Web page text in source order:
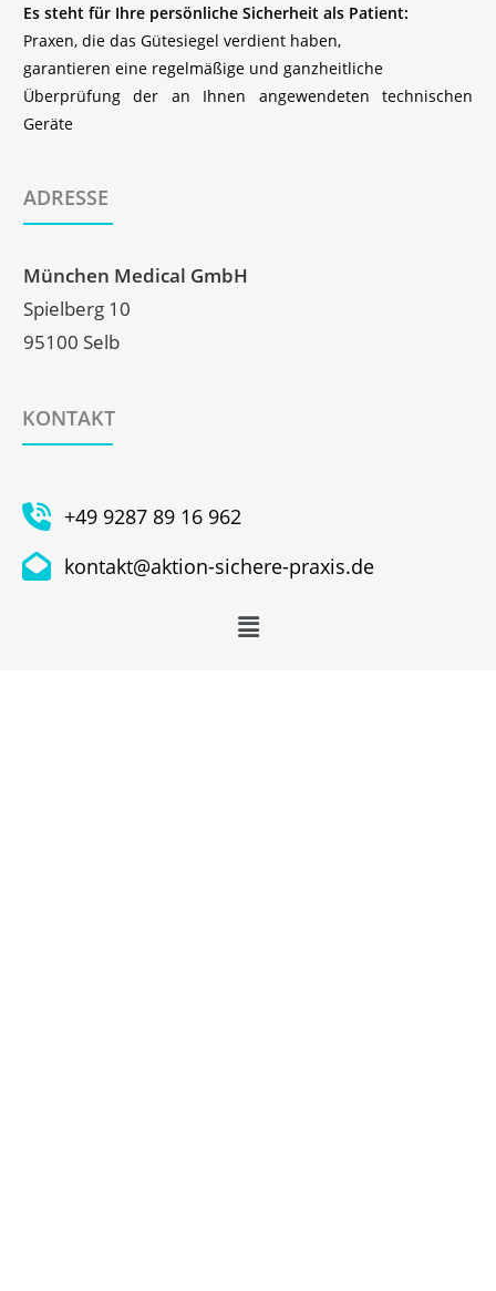
Es steht für Ihre persönliche Sicherheit als Patient:
Praxen, die das Gütesiegel verdient haben,
garantieren eine regelmäßige und ganzheitliche
Überprüfung der an Ihnen angewendeten technischen
Geräte
ADRESSE
München Medical GmbH
Spielberg 10
95100 Selb
KONTAKT
+49 9287 89 16 962
kontakt@aktion-sichere-praxis.de